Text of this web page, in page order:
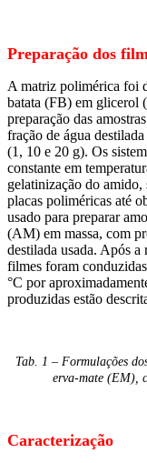
Preparação dos
A matriz polimérica foi
batata (FB) em glicerol
preparação das
fração de água
(1, 10 e 20 g). Os
constante em
gelatinização do amido,
placas poliméricas até
usado para preparar
(AM) em massa, com
destilada usada. Após a
filmes foram
°C por
produzidas estão
Tab. 1 – Formulações
erva-mate (EM),
Caracterização